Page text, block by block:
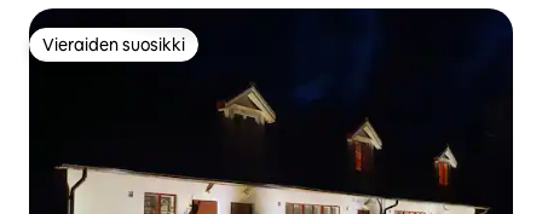
Vieraiden suosikki
Vieraiden suosikki